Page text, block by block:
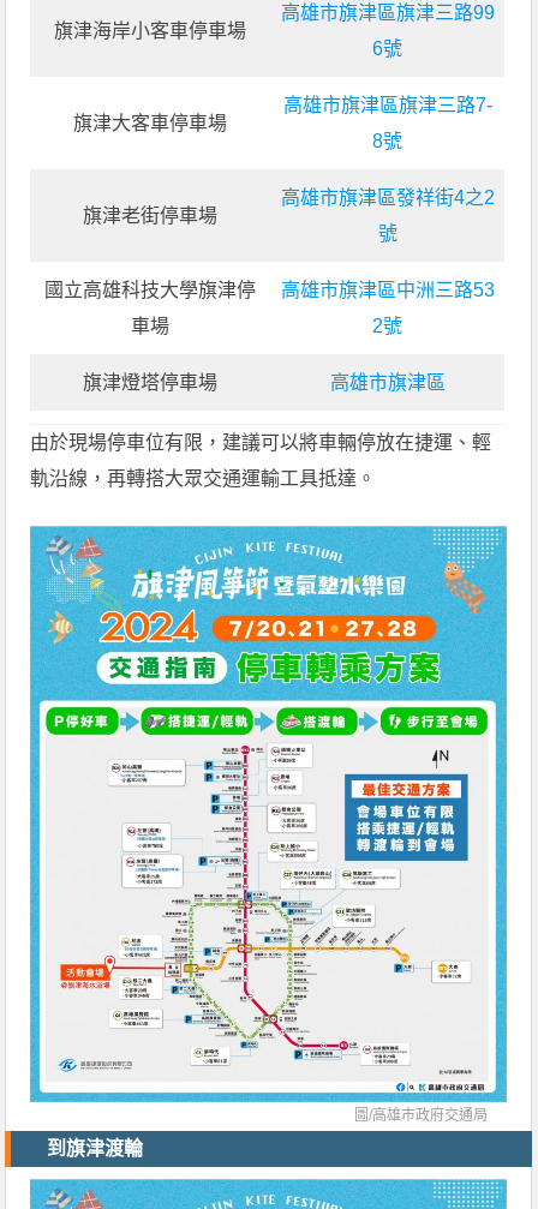
旗津海岸小客車停車場
高雄市旗津區旗津三路99
6號
旗津大客車停車場
高雄市旗津區旗津三路7-
8號
旗津老街停車場
高雄市旗津區發祥街4之2
號
國立高雄科技大學旗津停
車場
高雄市旗津區中洲三路53
2號
旗津燈塔停車場 高雄市旗津區
由於現場停車位有限，建議可以將車輛停放在捷運、輕
軌沿線，再轉搭大眾交通運輸工具抵達。
圖/高雄市政府交通局
到旗津渡輪